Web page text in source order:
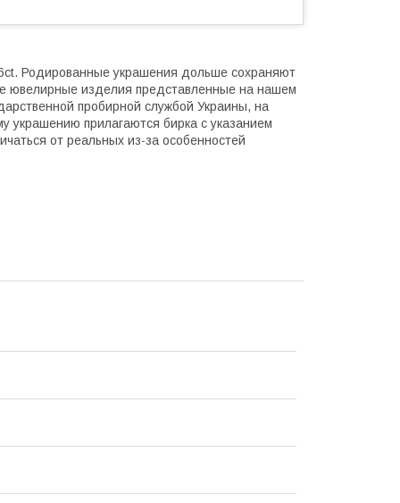
Родированные украшения дольше сохраняют
ювелирные изделия представленные на нашем
пробирной службой Украины, на
украшению прилагаются бирка с указанием
от реальных из-за особенностей